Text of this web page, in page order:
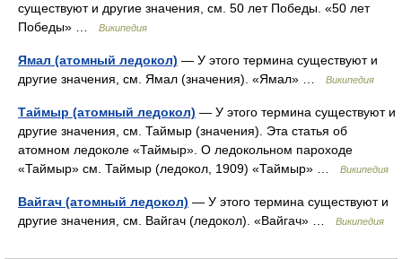
существуют и другие значения, см. 50 лет Победы. «50 лет
Победы» …
Википедия
Ямал (атомный ледокол) — У этого термина существуют и
другие значения, см. Ямал (значения). «Ямал» …
Википедия
Таймыр (атомный ледокол) — У этого термина существуют и
другие значения, см. Таймыр (значения). Эта статья об
атомном ледоколе «Таймыр». О ледокольном пароходе
«Таймыр» см. Таймыр (ледокол, 1909) «Таймыр» …
Википедия
Вайгач (атомный ледокол) — У этого термина существуют и
другие значения, см. Вайгач (ледокол). «Вайгач» …
Википедия